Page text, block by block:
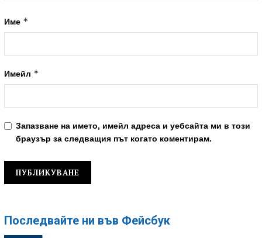
Име *
Имейл *
Запазване на името, имейл адреса и уебсайта ми в този
браузър за следващия път когато коментирам.
Последвайте ни във Фейсбук